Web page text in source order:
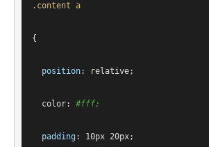
.content a
{
position: relative;
color: #fff;
padding: 10px 20px;